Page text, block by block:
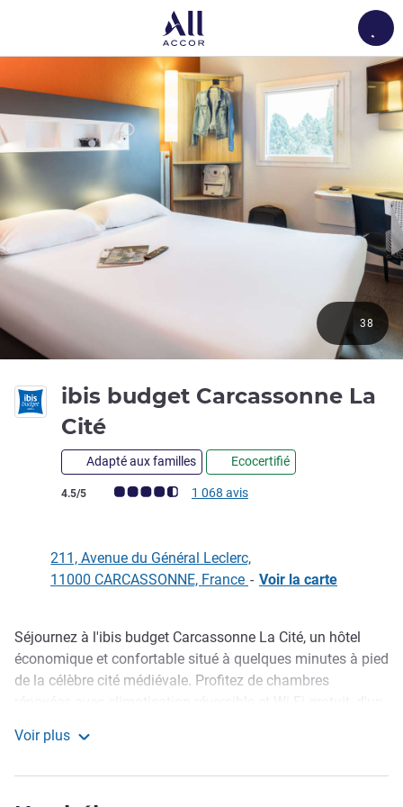
ibis budget Carcassonne La
Cité
Adapté aux familles Ecocertifié
Note Avis clients (Note ALL)
4.5/5 1 068 avis
38
211, Avenue du Général Leclerc,
11000 CARCASSONNE, France - Voir la carte
Description
Séjournez à l'ibis budget Carcassonne La Cité, un hôtel
économique et confortable situé à quelques minutes à pied
de la célèbre cité médiévale. Profitez de chambres
vous voyagiez en couple, en famille ou pour affaires, notre
Voir plus